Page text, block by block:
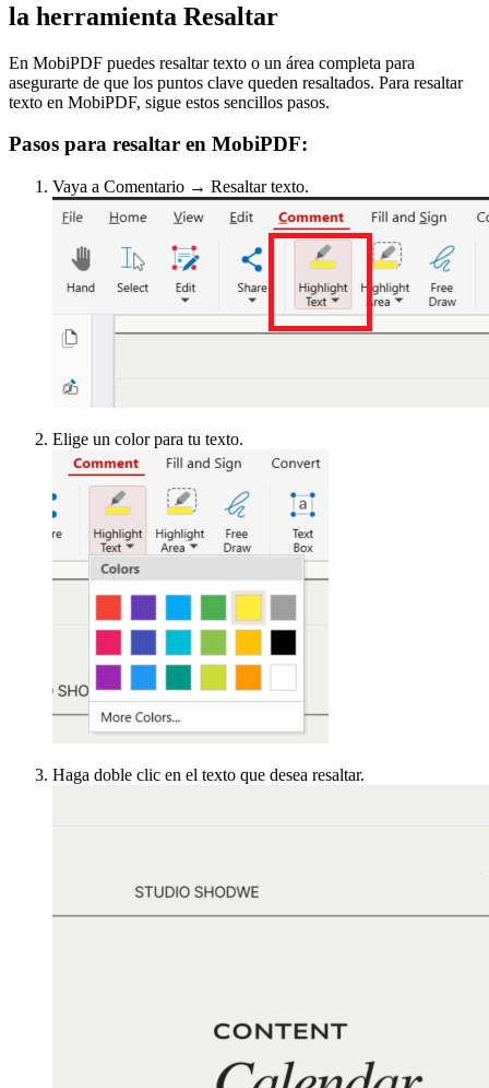
la herramienta Resaltar
En MobiPDF puedes resaltar texto o un área completa para
asegurarte de que los puntos clave queden resaltados. Para resaltar
texto en MobiPDF, sigue estos sencillos pasos.
Pasos para resaltar en MobiPDF:
Vaya a Comentario → Resaltar texto.
Elige un color para tu texto.
Haga doble clic en el texto que desea resaltar.